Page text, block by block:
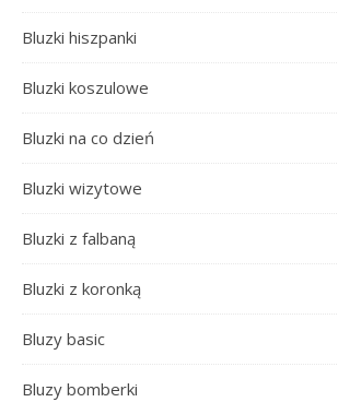
Bluzki hiszpanki
Bluzki koszulowe
Bluzki na co dzień
Bluzki wizytowe
Bluzki z falbaną
Bluzki z koronką
Bluzy basic
Bluzy bomberki